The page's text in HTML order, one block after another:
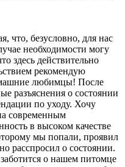
что, безусловно, для нас
необходимости могу
здесь действительно
рекомендую
любимцы! После
разъяснения о состоянии
по уходу. Хочу
современным
в высоком качестве
мы попали, проявил
расспросил о состоянии.
о нашем питомце